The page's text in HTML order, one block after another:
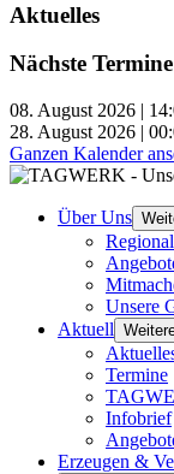
Aktuelles
Nächste Termine
08. August 2026 |
28. August 2026 |
Ganzen Kalender
Über Uns
Unsere
Aktuell
Termine
Infobrief
Erzeugen &